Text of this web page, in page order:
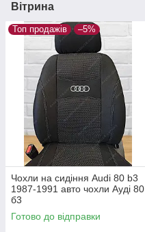
Вітрина
Топ продажів –5%
Чохли на сидіння Audi 80 b3
1987-1991 авто чохли Ауді 80
б3
Готово до відправки